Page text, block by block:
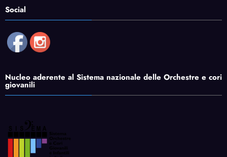
Social
Nucleo aderente al Sistema nazionale delle Orchestre e cori
giovanili